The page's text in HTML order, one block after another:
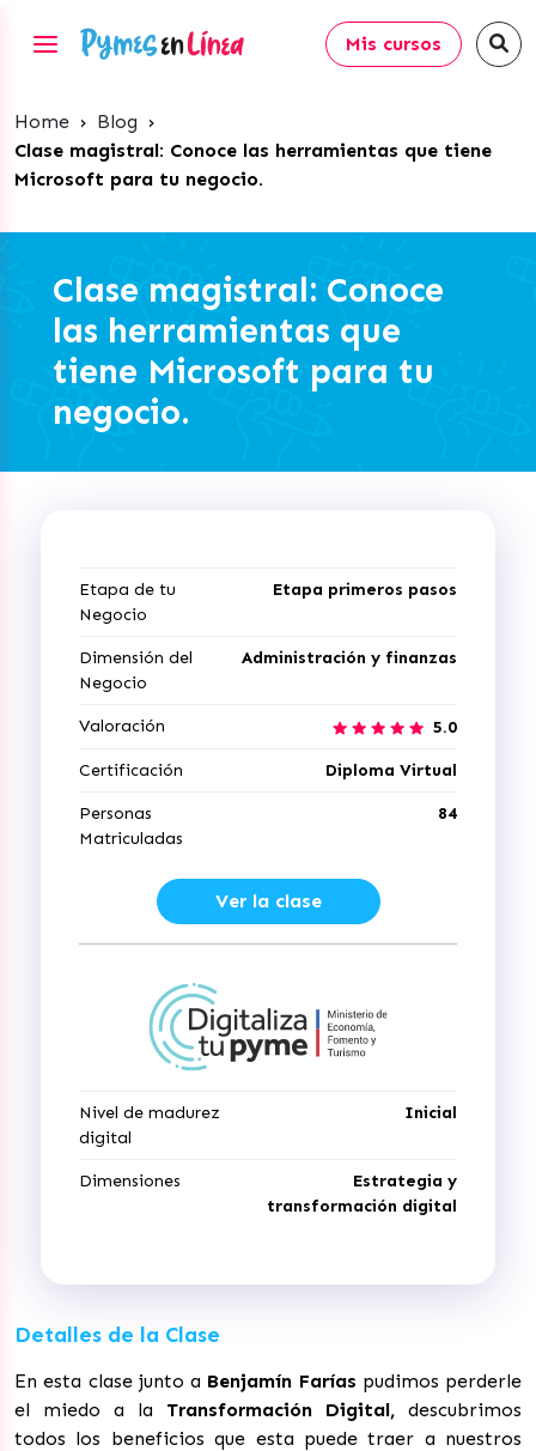
Mis cursos
Home › Blog ›
Clase magistral: Conoce las herramientas que tiene
Microsoft para tu negocio.
Clase magistral: Conoce
las herramientas que
tiene Microsoft para tu
negocio.
Etapa de tu
Negocio
Etapa primeros pasos
Dimensión del
Negocio
Administración y finanzas
Valoración 5.0
Certificación Diploma Virtual
Personas
Matriculadas
84
Ver la clase
Nivel de madurez
digital
Inicial
Dimensiones
Estrategia y
transformación digital
Detalles de la Clase
En esta clase junto a Benjamín Farías pudimos perderle
el miedo a la Transformación Digital, descubrimos
todos los beneficios que esta puede traer a nuestros